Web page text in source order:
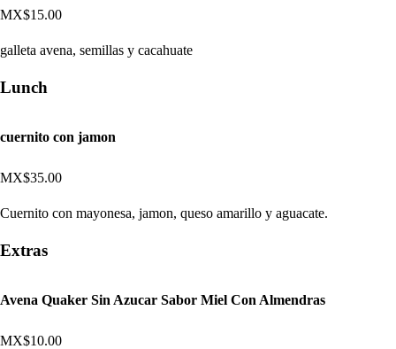
MX$15.00
galleta avena, semillas y cacahuate
Lunch
cuernito con jamon
MX$35.00
Cuernito con mayonesa, jamon, queso amarillo y aguacate.
Extras
Avena Quaker Sin Azucar Sabor Miel Con Almendras
MX$10.00